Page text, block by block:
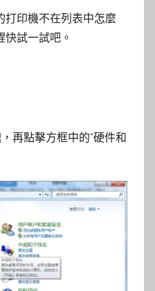
打印機不在列表中怎麼
試一試吧。
再點擊方框中的“硬件和